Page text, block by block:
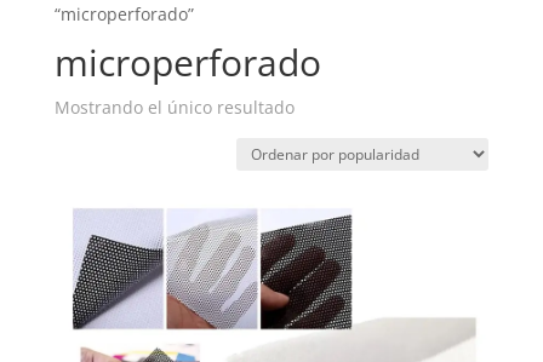
“microperforado”
microperforado
Mostrando el único resultado